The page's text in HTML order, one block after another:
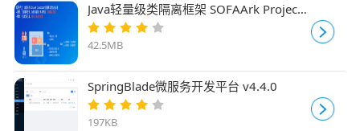
Java轻量级类隔离框架 SOFAArk Project
v2.3.0
42.5MB
SpringBlade微服务开发平台 v4.4.0
197KB